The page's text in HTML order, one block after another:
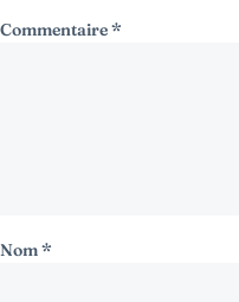
Commentaire*
Nom*